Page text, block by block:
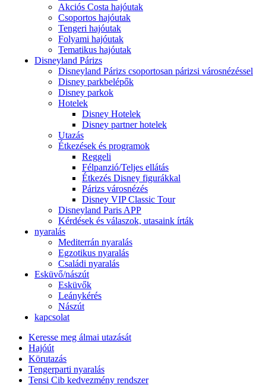
Akciós Costa hajóutak
Csoportos hajóutak
Tengeri hajóutak
Folyami hajóutak
Tematikus hajóutak
Disneyland Párizs
Disneyland Párizs csoportosan párizsi városnézéssel
Disney parkbelépők
Disney parkok
Hotelek
Disney Hotelek
Disney partner hotelek
Utazás
Étkezések és programok
Reggeli
Félpanzió/Teljes ellátás
Étkezés Disney figurákkal
Párizs városnézés
Disney VIP Classic Tour
Disneyland Paris APP
Kérdések és válaszok, utasaink írták
nyaralás
Mediterrán nyaralás
Egzotikus nyaralás
Családi nyaralás
Esküvő/nászút
Esküvők
Leánykérés
Nászút
kapcsolat
Keresse meg álmai utazását
Hajóút
Körutazás
Tengerparti nyaralás
Tensi Cib kedvezmény rendszer